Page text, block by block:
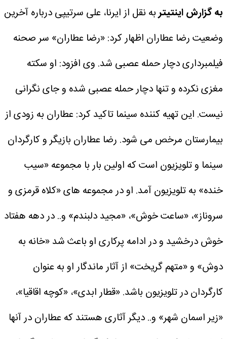
به گزارش اینتیتربه نقل از ایرنا، علی سرتیپی درباره آخرین
وضعیت رضا عطاران اظهار کرد: «رضا عطاران» سر صحنه
فیلمبرداری دچار حمله عصبی شد. وی افزود: او سکته
مغزی نکرده و تنها دچار حمله عصبی شده و جای نگرانی
نیست. این تهیه کننده سینما تاکید کرد: عطاران به زودی از
بیمارستان مرخص می شود. رضا عطاران بازیگر و کارگردان
سینما و تلویزیون است که اولین بار با مجموعه «سیب
خنده» به تلویزیون آمد. او در مجموعه های «کلاه قرمزی و
سروناز»، «ساعت خوش»، «مجید دلبندم» و.. در دهه هفتاد
خوش درخشید و در ادامه پرکاری او باعث شد «خانه به
دوش» و «متهم گریخت» از آثار ماندگار او به عنوان
کارگردان در تلویزیون باشد. «قطار ابدی»، «کوچه اقاقیا»،
«زیر اسمان شهر» و.. دیگر آثاری هستند که عطاران در آنها